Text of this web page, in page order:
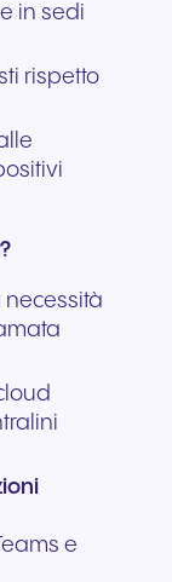
in sedi
rispetto
necessità
e